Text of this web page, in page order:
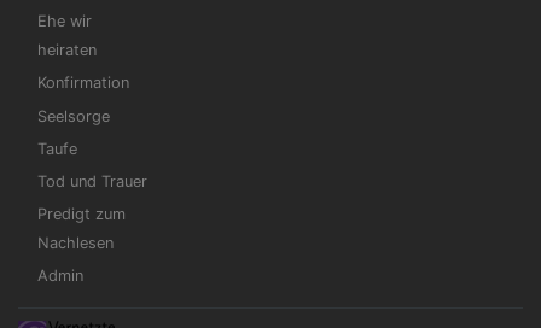
Ehe wir
heiraten
Konfirmation
Seelsorge
Taufe
Tod und Trauer
Predigt zum
Nachlesen
Admin